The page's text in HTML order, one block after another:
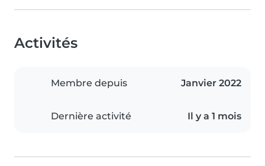
Activités
Membre depuis Janvier 2022
Dernière activité Il y a 1 mois